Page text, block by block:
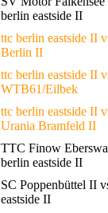
berlin eastside II
ttc berlin eastside II
Berlin II
ttc berlin eastside II
WTB61/Eilbek
ttc berlin eastside II
Urania Bramfeld II
TTC Finow
berlin eastside II
SC Poppenbüttel II
eastside II